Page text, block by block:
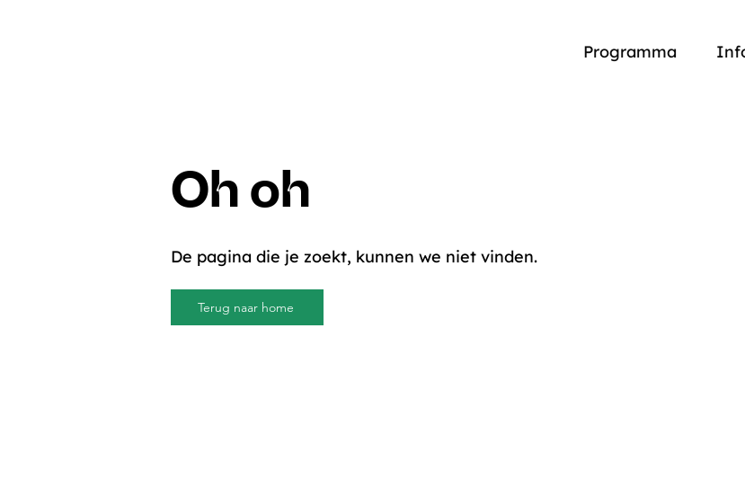
Programma
Oh oh
De pagina die je zoekt, kunnen we niet vinden.
Terug naar home